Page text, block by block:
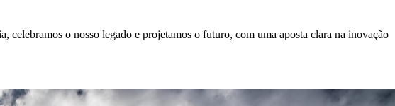
celebramos o nosso legado e projetamos o futuro, com uma aposta clara na inovação